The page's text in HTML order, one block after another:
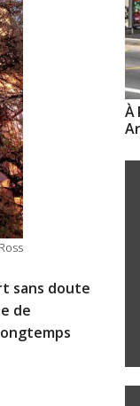
sans doute
de
À